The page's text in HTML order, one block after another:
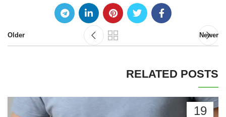
Newer
Older
RELATED POSTS
19